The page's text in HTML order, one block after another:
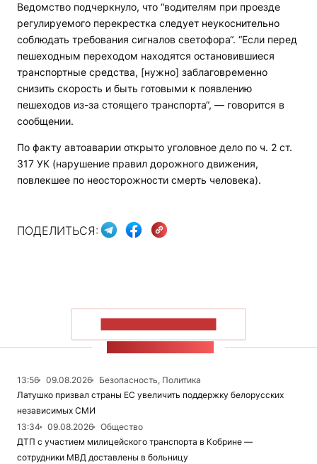
Ведомство подчеркнуло, что “водителям при проезде
регулируемого перекрестка следует неукоснительно
соблюдать требования сигналов светофора“. “Если перед
пешеходным переходом находятся остановившиеся
транспортные средства, [нужно] заблаговременно
снизить скорость и быть готовыми к появлению
пешеходов из-за стоящего транспорта“, — говорится в
сообщении.
По факту автоаварии открыто уголовное дело по ч. 2 ст.
317 УК (нарушение правил дорожного движения,
повлекшее по неосторожности смерть человека).
ПОДЕЛИТЬСЯ:
13:56 09.08.2026
Безопасность, Политика
Латушко призвал страны ЕС увеличить поддержку белорусских
независимых СМИ
13:34
09.08.2026
Общество
ДТП с участием милицейского транспорта в Кобрине —
сотрудники МВД доставлены в больницу